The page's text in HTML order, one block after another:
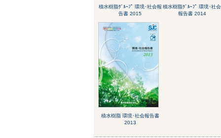
積水樹脂ｸﾞﾙｰﾌﾟ 環境･社会報
告書 2015
積水樹脂ｸﾞﾙｰﾌﾟ 環境･社会
報告書 2014
積水樹脂 環境･社会報告書
2013